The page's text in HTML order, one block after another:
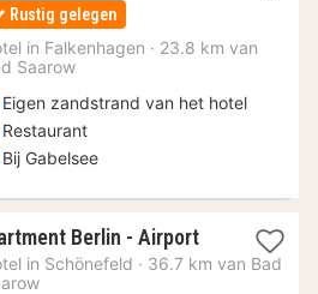
130
Rustig gelegen
in Falkenhagen · 23.8 km van
Saarow
Eigen zandstrand van het hotel
Restaurant
Bij Gabelsee
Berlin - Airport1
nacht
in Schönefeld · 36.7 km van Bad